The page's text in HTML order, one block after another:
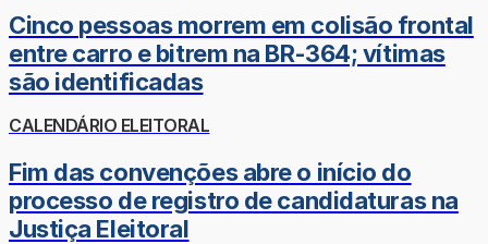
Cinco pessoas morrem em colisão frontal
entre carro e bitrem na BR-364; vítimas
são identificadas
CALENDÁRIO ELEITORAL
Fim das convenções abre o início do
processo de registro de candidaturas na
Justiça Eleitoral